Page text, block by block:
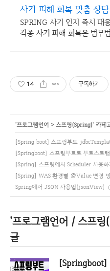
사기 피해 회복 맞춤 상
회수 가능성 확인
SPRING 사기 인지 즉시 대
각종 사기 피해 회복은 법무
14 구독하기
'프로그램언어 >스프링(Spring)' 카테
[Spring boot] 스프링부트
[Springboot] 스프링부트로 부트스트
[Spring] 스프링에서 Scheduler 사용하
[Spring] WAS 환경별 @Value 변경
Spring에서 JSON 사용법(jsonView)
'프로그램언어 / 스프
글
[Springboot]